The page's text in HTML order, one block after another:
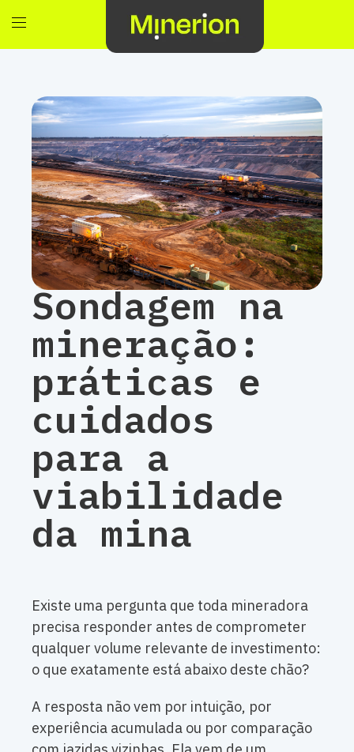
Sondagem na
mineração:
práticas e
cuidados
para a
viabilidade
da mina
Existe uma pergunta que toda mineradora
precisa responder antes de comprometer
qualquer volume relevante de investimento:
o que exatamente está abaixo deste chão?
A resposta não vem por intuição, por
experiência acumulada ou por comparação